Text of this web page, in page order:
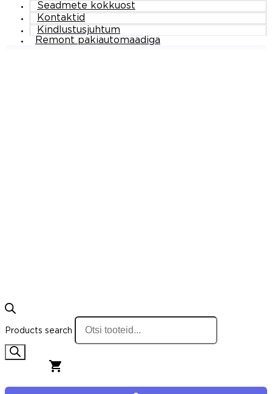
Seadmete kokkuost
Kontaktid
Kindlustusjuhtum
Remont pakiautomaadiga
Products search